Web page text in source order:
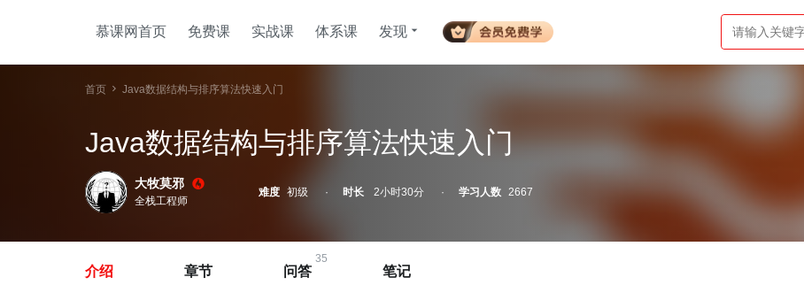
慕课网首页 免费课 实战课 体系课 发现
首页 Java数据结构与排序算法快速入门
Java数据结构与排序算法快速入门
大牧莫邪
全栈工程师
难度 初级 时长 2小时30分 学习人数 2667
介绍 章节
35
问答 笔记